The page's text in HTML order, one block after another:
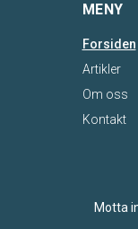
MENY
Forsiden
Artikler
Om oss
Kontakt
Motta